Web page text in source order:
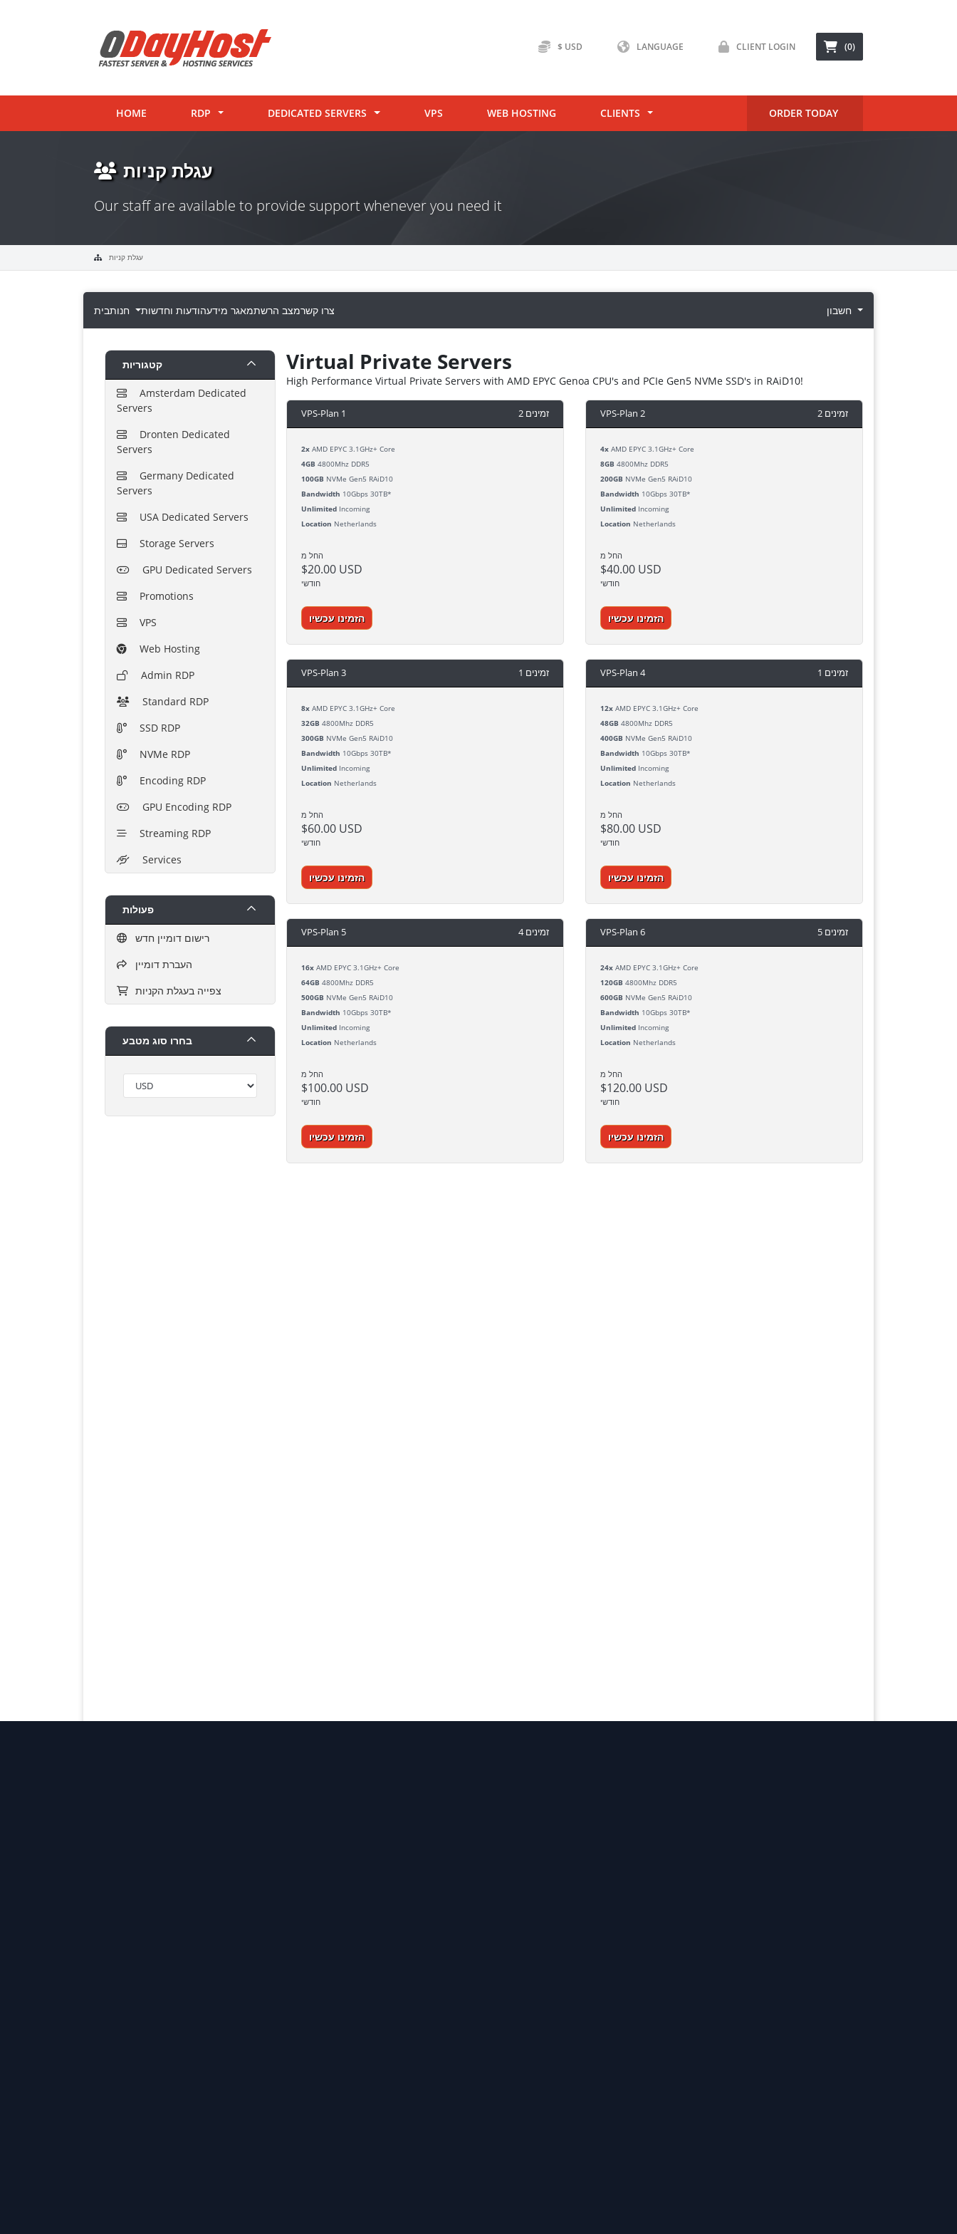
$ USD LANGUAGE CLIENT LOGIN (0)
HOME RDP DEDICATED SERVERS VPS WEB HOSTING CLIENTS ORDER TODAY
עגלת קניות
Our staff are available to provide support whenever you need it
עגלת קניות
בית הודעות וחדשותמאגר מידעמצב הרשתצרו קשר
קטגוריות
Amsterdam Dedicated
Servers
Dronten Dedicated
Servers
Germany Dedicated
Servers
USA Dedicated Servers
Storage Servers
GPU Dedicated Servers
Promotions
VPS
Web Hosting
Admin RDP
Standard RDP
SSD RDP
NVMe RDP
Encoding RDP
GPU Encoding RDP
Streaming RDP
Services
פעולות
רישום דומיין חדש
העברת דומיין
צפייה בעגלת הקניות
בחרו סוג מטבע
Virtual Private Servers
High Performance Virtual Private Servers with AMD EPYC Genoa CPU's and PCIe Gen5 NVMe SSD's in RAiD10!
VPS-Plan 1 2 זמינים
2x AMD EPYC 3.1GHz+ Core
4GB 4800Mhz DDR5
100GB NVMe Gen5 RAiD10
Bandwidth 10Gbps 30TB*
Unlimited Incoming
Location Netherlands
החל מ
$20.00 USD
חודשי
הזמינו עכשיו
VPS-Plan 2 2 זמינים
4x AMD EPYC 3.1GHz+ Core
8GB 4800Mhz DDR5
200GB NVMe Gen5 RAiD10
Bandwidth 10Gbps 30TB*
Unlimited Incoming
Location Netherlands
החל מ
$40.00 USD
חודשי
הזמינו עכשיו
VPS-Plan 3 1 זמינים
8x AMD EPYC 3.1GHz+ Core
32GB 4800Mhz DDR5
300GB NVMe Gen5 RAiD10
Bandwidth 10Gbps 30TB*
Unlimited Incoming
Location Netherlands
החל מ
$60.00 USD
חודשי
הזמינו עכשיו
VPS-Plan 4 1 זמינים
12x AMD EPYC 3.1GHz+ Core
48GB 4800Mhz DDR5
400GB NVMe Gen5 RAiD10
Bandwidth 10Gbps 30TB*
Unlimited Incoming
Location Netherlands
החל מ
$80.00 USD
חודשי
הזמינו עכשיו
VPS-Plan 5 4 זמינים
16x AMD EPYC 3.1GHz+ Core
64GB 4800Mhz DDR5
500GB NVMe Gen5 RAiD10
Bandwidth 10Gbps 30TB*
Unlimited Incoming
Location Netherlands
החל מ
$100.00 USD
חודשי
הזמינו עכשיו
VPS-Plan 6 5 זמינים
24x AMD EPYC 3.1GHz+ Core
120GB 4800Mhz DDR5
600GB NVMe Gen5 RAiD10
Bandwidth 10Gbps 30TB*
Unlimited Incoming
Location Netherlands
החל מ
$120.00 USD
חודשי
הזמינו עכשיו